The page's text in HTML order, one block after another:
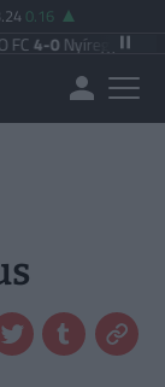
0.16
4-0Nyíregyháza